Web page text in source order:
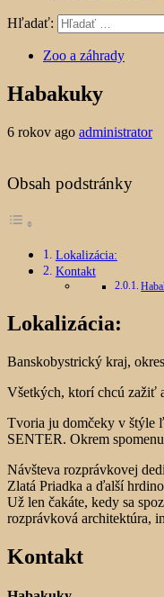
Hľadať:
Zoo a záhrady
Habakuky
6 rokov ago administrator
Obsah podstránky
Lokalizácia:
Kontakt
Lokalizácia:
Banskobystrický kraj,
Všetkých, ktorí chcú zažiť
Tvoria ju domčeky v štýle
SENTER. Okrem
Návšteva rozprávkovej
Zlatá Priadka a ďalší
Už len čakáte, kedy sa
rozprávková architektúra,
Kontakt